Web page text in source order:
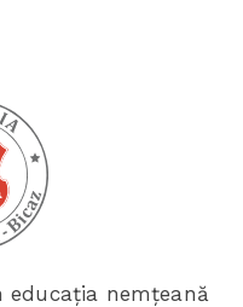
educația nemțeană